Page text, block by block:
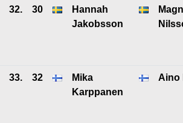
32. 30
Hannah
Jakobsson
33. 32
Mika
Karppanen
Aino